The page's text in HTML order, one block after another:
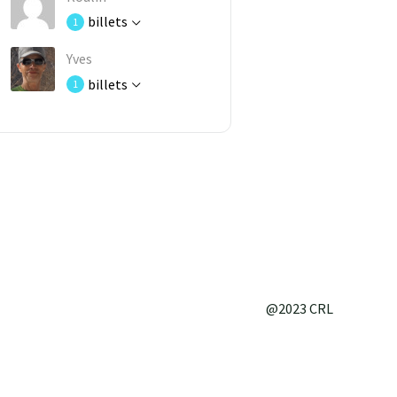
1 billets
Yves
1 billets
@2023 CRL